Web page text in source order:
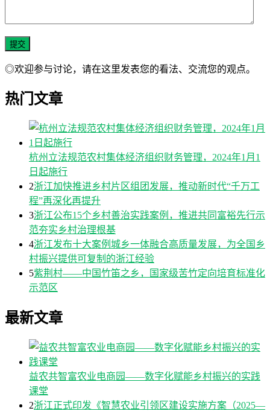
◎欢迎参与讨论，请在这里发表您的看法、交流您的观点。
热门文章
杭州立法规范农村集体经济组织财务管理，2024年1月1
日起施行
2浙江加快推进乡村片区组团发展，推动新时代“千万工
程”再深化再提升
3浙江公布15个乡村善治实践案例，推进共同富裕先行示
范夯实乡村治理根基
4浙江发布十大案例城乡一体融合高质量发展，为全国乡
村振兴提供可复制的浙江经验
5紫荆村——中国竹笛之乡，国家级苦竹定向培育标准化
示范区
最新文章
益农共智富农业电商园——数字化赋能乡村振兴的实践
课堂
2浙江正式印发《智慧农业引领区建设实施方案（2025—